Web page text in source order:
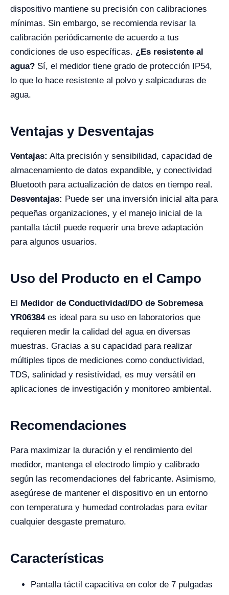
dispositivo mantiene su precisión con calibraciones
mínimas. Sin embargo, se recomienda revisar la
calibración periódicamente de acuerdo a tus
condiciones de uso específicas. ¿Es resistente al
agua? Sí, el medidor tiene grado de protección IP54,
lo que lo hace resistente al polvo y salpicaduras de
agua.
Ventajas y Desventajas
Ventajas: Alta precisión y sensibilidad, capacidad de
almacenamiento de datos expandible, y conectividad
Bluetooth para actualización de datos en tiempo real.
Desventajas: Puede ser una inversión inicial alta para
pequeñas organizaciones, y el manejo inicial de la
pantalla táctil puede requerir una breve adaptación
para algunos usuarios.
Uso del Producto en el Campo
El Medidor de Conductividad/DO de Sobremesa
YR06384es ideal para su uso en laboratorios que
requieren medir la calidad del agua en diversas
muestras. Gracias a su capacidad para realizar
múltiples tipos de mediciones como conductividad,
TDS, salinidad y resistividad, es muy versátil en
aplicaciones de investigación y monitoreo ambiental.
Recomendaciones
Para maximizar la duración y el rendimiento del
medidor, mantenga el electrodo limpio y calibrado
según las recomendaciones del fabricante. Asimismo,
asegúrese de mantener el dispositivo en un entorno
con temperatura y humedad controladas para evitar
cualquier desgaste prematuro.
Características
Pantalla táctil capacitiva en color de 7 pulgadas